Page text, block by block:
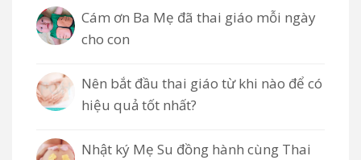
Cám ơn Ba Mẹ đã thai giáo mỗi ngày
cho con
Nên bắt đầu thai giáo từ khi nào để có
hiệu quả tốt nhất?
Nhật ký Mẹ Su đồng hành cùng Thai